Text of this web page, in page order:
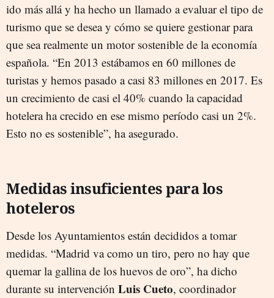
ido más allá y ha hecho un llamado a evaluar el tipo de
turismo que se desea y cómo se quiere gestionar para
que sea realmente un motor sostenible de la economía
española. “En 2013 estábamos en 60 millones de
turistas y hemos pasado a casi 83 millones en 2017. Es
un crecimiento de casi el 40% cuando la capacidad
hotelera ha crecido en ese mismo período casi un 2%.
Esto no es sostenible”, ha asegurado.
Medidas insuficientes para los
hoteleros
Desde los Ayuntamientos están decididos a tomar
medidas. “Madrid va como un tiro, pero no hay que
quemar la gallina de los huevos de oro”, ha dicho
durante su intervención Luis Cueto, coordinador